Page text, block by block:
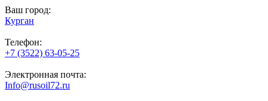
Ваш город:
Курган
Телефон:
+7 (3522) 63-05-25
Электронная почта:
Info@rusoil72.ru